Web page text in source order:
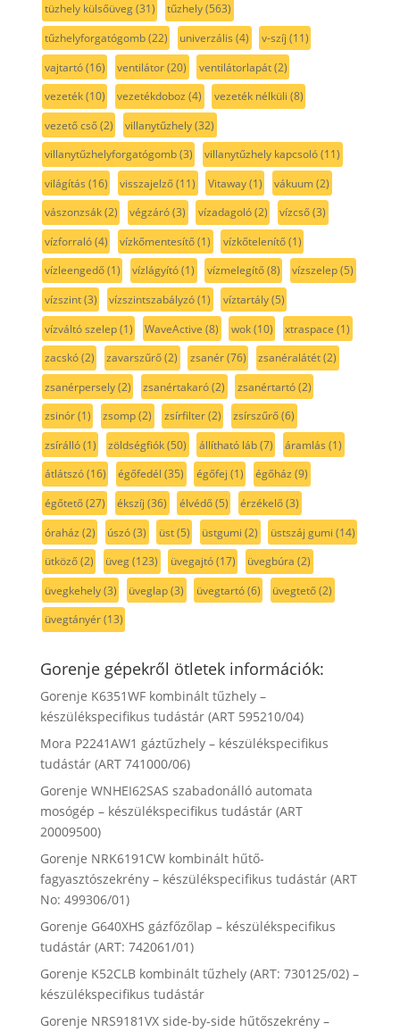
tüzhely külsőüveg(31) tűzhely(563)
tűzhelyforgatógomb(22) univerzális (4) v-szíj (11)
vajtartó(16) ventilátor(20) ventilátorlapát(2)
vezeték(10) vezetékdoboz (4) vezeték nélküli (8)
vezető cső(2) villanytűzhely(32)
villanytűzhelyforgatógomb(3) villanytűzhely kapcsoló(11)
világítás (16) visszajelző(11) Vitaway(1) vákuum(2)
vászonzsák(2) végzáró(3) vízadagoló(2) vízcső(3)
vízforraló(4) vízkőmentesítő(1) vízkőtelenítő(1)
vízleengedő(1) vízlágyító(1) vízmelegítő(8) vízszelep(5)
vízszint(3) vízszintszabályzó(1) víztartály(5)
vízváltó szelep(1) WaveActive (8) wok(10) xtraspace (1)
zacskó(2) zavarszűrő(2) zsanér(76) zsanéralátét(2)
zsanérpersely(2) zsanértakaró(2) zsanértartó(2)
zsinór(1) zsomp(2) zsírfilter(2) zsírszűrő(6)
zsírálló(1) zöldségfiók(50) állítható láb(7) áramlás (1)
átlátszó(16) égőfedél (35) égőfej (1) égőház (9)
égőtető(27) ékszíj (36) élvédő(5) érzékelő(3)
óraház (2) úszó(3) üst(5) üstgumi (2) üstszáj gumi (14)
ütköző(2) üveg(123) üvegajtó(17) üvegbúra (2)
üvegkehely(3) üveglap(3) üvegtartó(6) üvegtető(2)
üvegtányér(13)
Gorenje gépekről ötletek információk:
Gorenje K6351WF kombinált tűzhely –
készülékspecifikus tudástár (ART 595210/04)
Mora P2241AW1 gáztűzhely – készülékspecifikus
tudástár (ART 741000/06)
Gorenje WNHEI62SAS szabadonálló automata
mosógép – készülékspecifikus tudástár (ART
20009500)
Gorenje NRK6191CW kombinált hűtő-
fagyasztószekrény – készülékspecifikus tudástár (ART
No: 499306/01)
Gorenje G640XHS gázfőzőlap – készülékspecifikus
tudástár (ART: 742061/01)
Gorenje K52CLB kombinált tűzhely (ART: 730125/02) –
készülékspecifikus tudástár
Gorenje NRS9181VX side-by-side hűtőszekrény –